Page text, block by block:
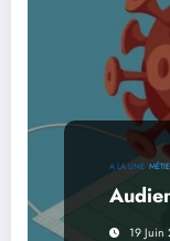
A LA UNE
19 Juin